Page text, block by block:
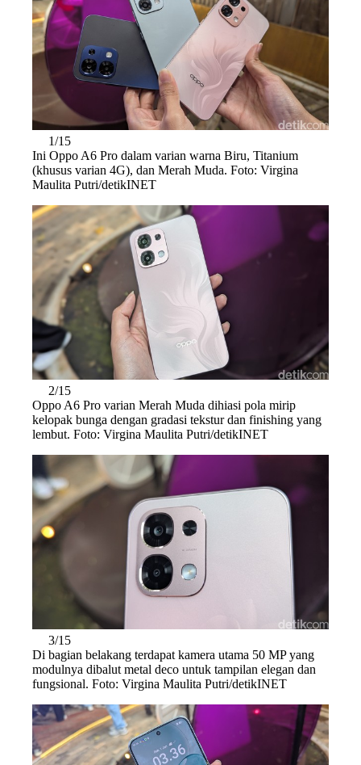
1/15
Ini Oppo A6 Pro dalam varian warna Biru, Titanium
(khusus varian 4G), dan Merah Muda. Foto: Virgina
Maulita Putri/detikINET
2/15
Oppo A6 Pro varian Merah Muda dihiasi pola mirip
kelopak bunga dengan gradasi tekstur dan finishing yang
lembut. Foto: Virgina Maulita Putri/detikINET
3/15
Di bagian belakang terdapat kamera utama 50 MP yang
modulnya dibalut metal deco untuk tampilan elegan dan
fungsional. Foto: Virgina Maulita Putri/detikINET